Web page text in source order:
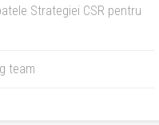
Strategiei CSR pentru
team